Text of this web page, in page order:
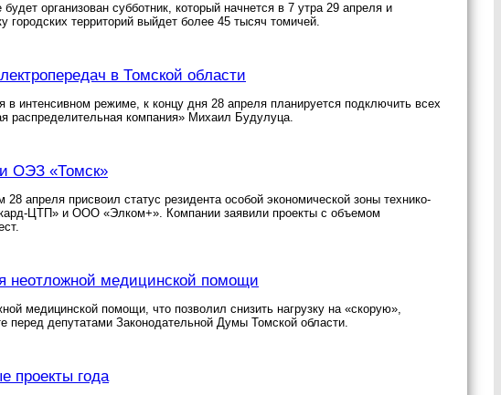
организован субботник, который начнется в 7 утра 29 апреля и
городских территорий выйдет более 45 тысяч томичей.
в Томской области
интенсивном режиме, к концу дня 28 апреля планируется подключить всех
компания» Михаил Будулуца.
ОЭЗ «Томск»
апреля присвоил статус резидента особой экономической зоны технико-
ЦТП» и ООО «Элком+». Компании заявили проекты с объемом
неотложной медицинской помощи
медицинской помощи, что позволил снизить нагрузку на «скорую»,
перед депутатами Законодательной Думы Томской области.
проекты года